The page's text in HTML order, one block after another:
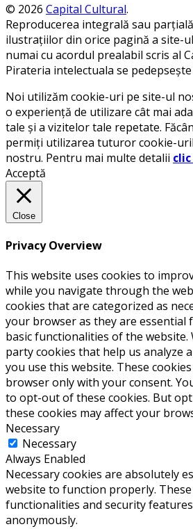
© 2026 Capital Cultural.
Reproducerea integrală sau
ilustrațiilor din orice pagină a site-
numai cu acordul prealabil scris al
Pirateria intelectuala se
Noi utilizăm cookie-uri pe site-ul
o experiență de utilizare cât mai
tale și a vizitelor tale repetate.
permiți utilizarea tuturor cookie-
nostru. Pentru mai multe detalii
Acceptă
Close
Privacy Overview
This website uses cookies to
while you navigate through the
cookies that are categorized as
your browser as they are
basic functionalities of the website.
party cookies that help us analyze
you use this website. These
browser only with your consent.
to opt-out of these cookies. But
these cookies may affect your
Necessary
Necessary
Always Enabled
Necessary cookies are absolutely
website to function properly.
functionalities and security
anonymously.